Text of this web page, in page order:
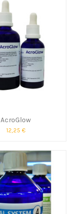
AcroGlow
12,25 €